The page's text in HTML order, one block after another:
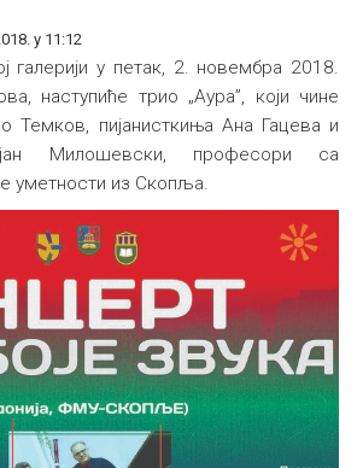
у 11:12
галерији у петак, 2. новембра 2018.
наступиће трио „Аура”, који чине
Темков, пијанисткиња Ана Гацева и
Милошевски, професори са
уметности из Скопља.